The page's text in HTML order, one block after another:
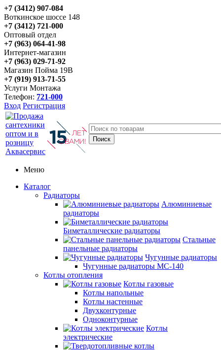
+7 (3412) 907-084
Воткинское шоссе 148
+7 (3412) 721-000
Оптовый отдел
+7 (963) 064-41-98
Интернет-магазин
+7 (963) 029-71-92
Магазин Пойма 19В
+7 (919) 913-71-55
Услуги Монтажа
Телефон: 721-000
Вход Регистрация
Меню
Каталог
Радиаторы
Алюминиевые
радиаторы
Биметаллические радиаторы
Стальные
панельные радиаторы
Чугунные радиаторы
Чугунные радиаторы МС-140
Котлы отопления
Котлы газовые
Котлы напольные
Котлы настенные
Двухконтурные
Одноконтурные
Котлы
электрические